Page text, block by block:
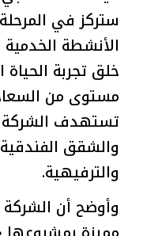
ستركز في
الأنشطة
خلق تجربة الحياة
مستوى من
تستهدف الشركة
والشقق الفندقية
والترفيهية.
وأوضح أن